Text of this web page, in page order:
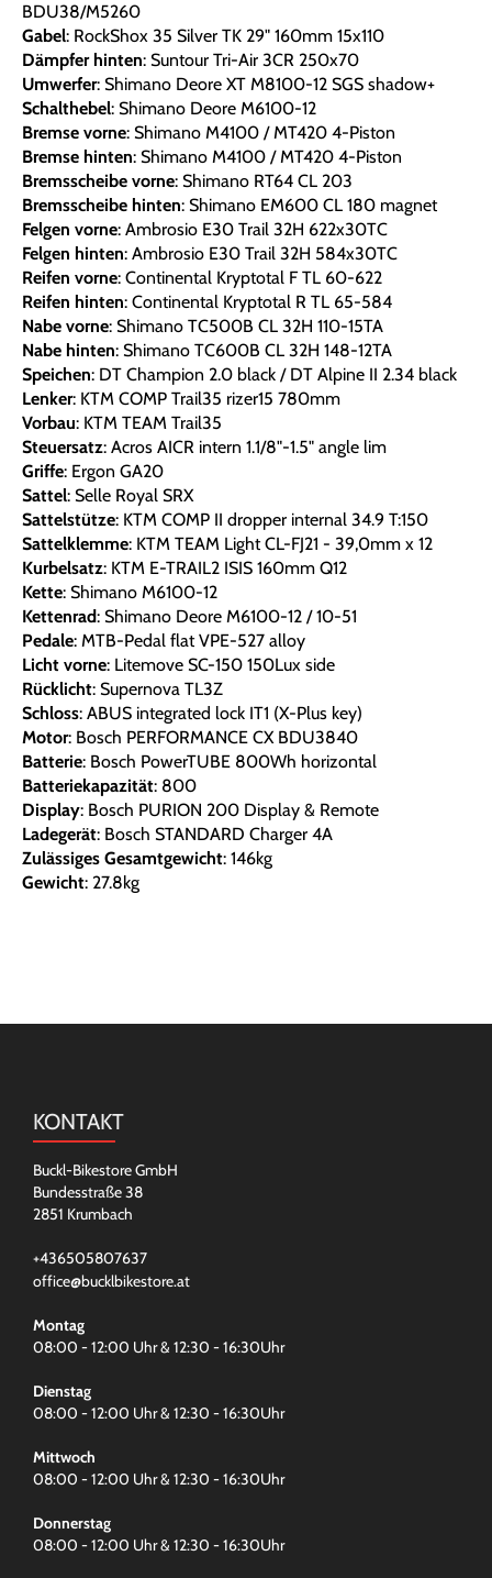
BDU38/M5260
Gabel: RockShox 35 Silver TK 29" 160mm 15x110
Dämpfer hinten: Suntour Tri-Air 3CR 250x70
Umwerfer: Shimano Deore XT M8100-12 SGS shadow+
Schalthebel: Shimano Deore M6100-12
Bremse vorne: Shimano M4100 / MT420 4-Piston
Bremse hinten: Shimano M4100 / MT420 4-Piston
Bremsscheibe vorne: Shimano RT64 CL 203
Bremsscheibe hinten: Shimano EM600 CL 180 magnet
Felgen vorne: Ambrosio E30 Trail 32H 622x30TC
Felgen hinten: Ambrosio E30 Trail 32H 584x30TC
Reifen vorne: Continental Kryptotal F TL 60-622
Reifen hinten: Continental Kryptotal R TL 65-584
Nabe vorne: Shimano TC500B CL 32H 110-15TA
Nabe hinten: Shimano TC600B CL 32H 148-12TA
Speichen: DT Champion 2.0 black / DT Alpine II 2.34 black
Lenker: KTM COMP Trail35 rizer15 780mm
Vorbau: KTM TEAM Trail35
Steuersatz: Acros AICR intern 1.1/8"-1.5" angle lim
Griffe: Ergon GA20
Sattel: Selle Royal SRX
Sattelstütze: KTM COMP II dropper internal 34.9 T:150
Sattelklemme: KTM TEAM Light CL-FJ21 - 39,0mm x 12
Kurbelsatz: KTM E-TRAIL2 ISIS 160mm Q12
Kette: Shimano M6100-12
Kettenrad: Shimano Deore M6100-12 / 10-51
Pedale: MTB-Pedal flat VPE-527 alloy
Licht vorne: Litemove SC-150 150Lux side
Rücklicht: Supernova TL3Z
Schloss: ABUS integrated lock IT1 (X-Plus key)
Motor: Bosch PERFORMANCE CX BDU3840
Batterie: Bosch PowerTUBE 800Wh horizontal
Batteriekapazität: 800
Display: Bosch PURION 200 Display & Remote
Ladegerät: Bosch STANDARD Charger 4A
Zulässiges Gesamtgewicht: 146kg
Gewicht: 27.8kg
KONTAKT
Buckl-Bikestore GmbH
Bundesstraße 38
2851 Krumbach
+436505807637
office@bucklbikestore.at
Montag
08:00 - 12:00 Uhr & 12:30 - 16:30Uhr
Dienstag
08:00 - 12:00 Uhr & 12:30 - 16:30Uhr
Mittwoch
08:00 - 12:00 Uhr & 12:30 - 16:30Uhr
Donnerstag
08:00 - 12:00 Uhr & 12:30 - 16:30Uhr